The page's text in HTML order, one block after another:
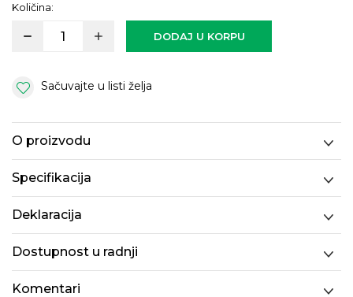
Količina:
DODAJ U KORPU
Sačuvajte u listi želja
O proizvodu
Specifikacija
Deklaracija
Dostupnost u radnji
Komentari